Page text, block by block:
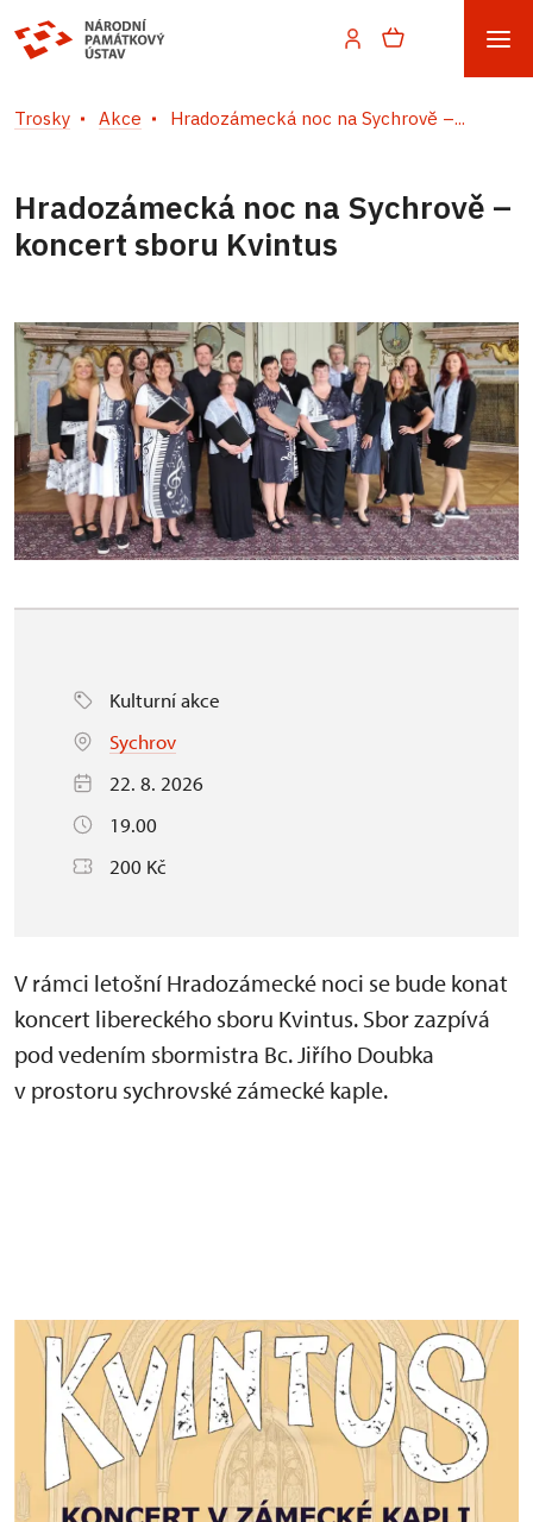
Trosky Akce Hradozámecká noc na Sychrově –...
Hradozámecká noc na Sychrově –
koncert sboru Kvintus
Kulturní akce
Sychrov
22. 8. 2026
19.00
200 Kč
V rámci letošní Hradozámecké noci se bude konat
koncert libereckého sboru Kvintus. Sbor zazpívá
pod vedením sbormistra Bc. Jiřího Doubka
v prostoru sychrovské zámecké kaple.